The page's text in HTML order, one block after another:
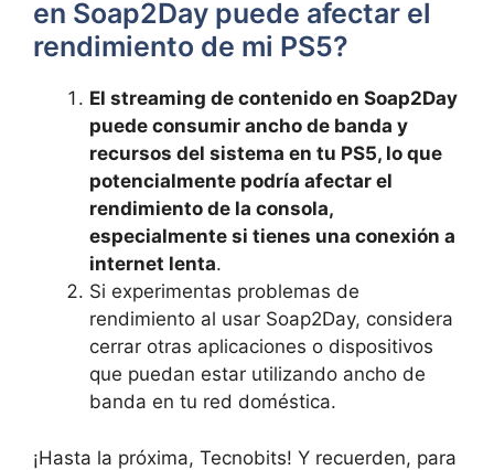
en Soap2Day ‍puede afectar el
rendimiento de mi PS5?
El streaming ‍de contenido en​ Soap2Day
puede consumir ​ancho⁣ de ‍banda ‍y
‍recursos del ⁢sistema en tu PS5, lo que‌
potencialmente podría afectar el
rendimiento de la consola,
especialmente si tienes una⁢ conexión a
⁤internet lenta.
Si experimentas problemas de
⁣rendimiento al usar ​Soap2Day, considera
cerrar otras aplicaciones o dispositivos​
que puedan estar⁣ utilizando ancho de
banda en tu red doméstica.
¡Hasta la próxima, Tecnobits! Y ⁣recuerden, para